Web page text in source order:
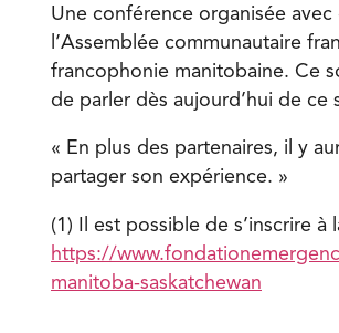
Une conférence organisée
l’Assemblée communautaire
francophonie manitobaine. Ce
de parler dès aujourd’hui de ce
« En plus des partenaires, il y
partager son expérience. »
(1) Il est possible de s’inscrire
https://
manitoba-saskatchewan